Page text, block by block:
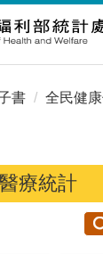
書 全民健
療統計